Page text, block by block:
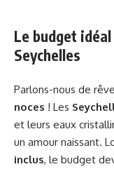
Le budget
Seychelles
Parlons-nous de
noces ! Les
et leurs eaux
un amour naissant.
inclus, le budget